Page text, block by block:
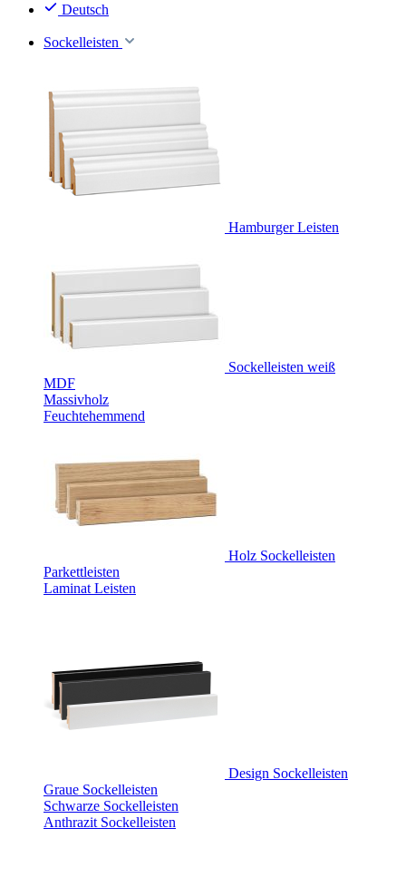
Deutsch
Sockelleisten
Hamburger Leisten
Sockelleisten weiß
MDF
Massivholz
Feuchtehemmend
Holz Sockelleisten
Parkettleisten
Laminat Leisten
Design Sockelleisten
Graue Sockelleisten
Schwarze Sockelleisten
Anthrazit Sockelleisten